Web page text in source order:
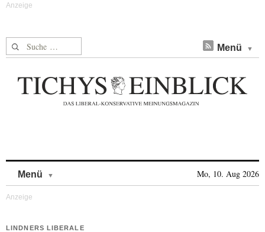
Suche nach: Menü
Menü Mo, 10. Aug 2026
LINDNERS LIBERALE